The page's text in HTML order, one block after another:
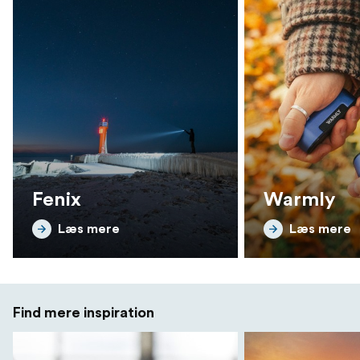
Fenix
Læs mere
Warmly
Læs mere
Find mere inspiration